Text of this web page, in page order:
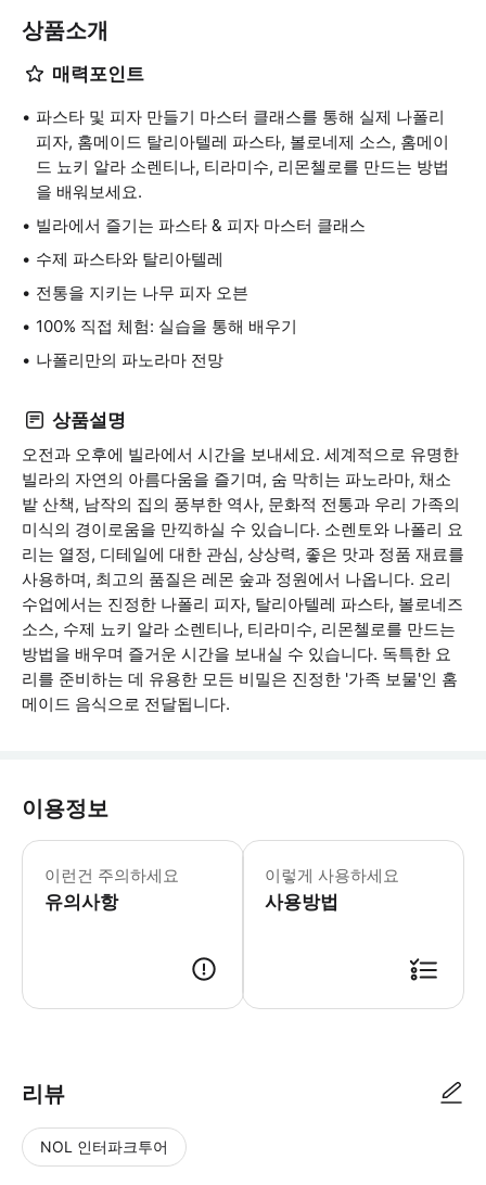
상품소개
매력포인트
파스타 및 피자 만들기 마스터 클래스를 통해 실제 나폴리
피자, 홈메이드 탈리아텔레 파스타, 볼로네제 소스, 홈메이
드 뇨키 알라 소렌티나, 티라미수, 리몬첼로를 만드는 방법
을 배워보세요.
빌라에서 즐기는 파스타 & 피자 마스터 클래스
수제 파스타와 탈리아텔레
전통을 지키는 나무 피자 오븐
100% 직접 체험: 실습을 통해 배우기
나폴리만의 파노라마 전망
상품설명
오전과 오후에 빌라에서 시간을 보내세요. 세계적으로 유명한
빌라의 자연의 아름다움을 즐기며, 숨 막히는 파노라마, 채소
밭 산책, 남작의 집의 풍부한 역사, 문화적 전통과 우리 가족의
미식의 경이로움을 만끽하실 수 있습니다. 소렌토와 나폴리 요
리는 열정, 디테일에 대한 관심, 상상력, 좋은 맛과 정품 재료를
사용하며, 최고의 품질은 레몬 숲과 정원에서 나옵니다. 요리
수업에서는 진정한 나폴리 피자, 탈리아텔레 파스타, 볼로네즈
소스, 수제 뇨키 알라 소렌티나, 티라미수, 리몬첼로를 만드는
방법을 배우며 즐거운 시간을 보내실 수 있습니다. 독특한 요
리를 준비하는 데 유용한 모든 비밀은 진정한 '가족 보물'인 홈
메이드 음식으로 전달됩니다.
이용정보
이런건 주의하세요
유의사항
* 소요시간 : 210분 (옵션에 따라 소요
이렇게 사용하세요
사용방법
리뷰
NOL 인터파크투어